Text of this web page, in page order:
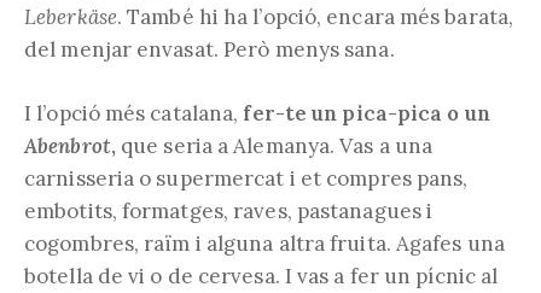
Leberkäse. També hi ha l’opció, encara més barata,
del menjar envasat. Però menys sana.
I l’opció més catalana, fer-te un pica-pica o un
Abenbrot,que seria a Alemanya. Vas a una
carnisseria o supermercat i et compres pans,
embotits, formatges, raves, pastanagues i
cogombres, raïm i alguna altra fruita. Agafes una
botella de vi o de cervesa. I vas a fer un pícnic al